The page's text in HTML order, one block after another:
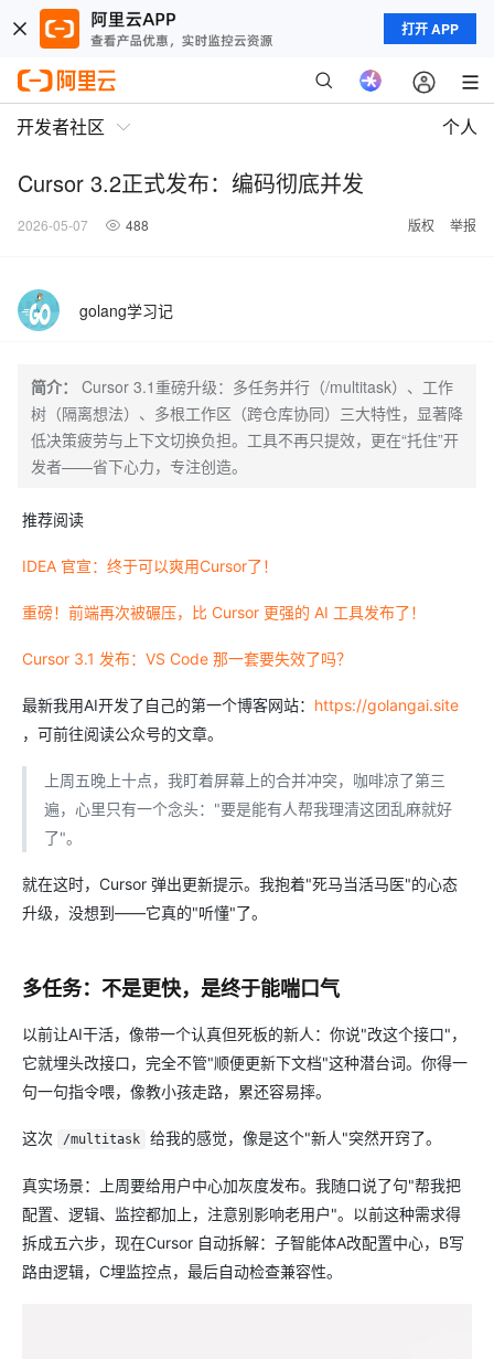
打开 APP
开发者社区 个人
Cursor 3.2正式发布：编码彻底并发
2026-05-07 488 版权 举报
golang学习记
简介：
Cursor 3.1重磅升级：多任务并行（/multitask）、工作
树（隔离想法）、多根工作区（跨仓库协同）三大特性，显著降
低决策疲劳与上下文切换负担。工具不再只提效，更在“托住”开
发者——省下心力，专注创造。
推荐阅读
IDEA 官宣：终于可以爽用Cursor了！
重磅！前端再次被碾压，比 Cursor 更强的 AI 工具发布了！
Cursor 3.1 发布：VS Code 那一套要失效了吗？
最新我用AI开发了自己的第一个博客网站： https://golangai.site
，可前往阅读公众号的文章。
上周五晚上十点，我盯着屏幕上的合并冲突，咖啡凉了第三
遍，心里只有一个念头："要是能有人帮我理清这团乱麻就好
了"。
就在这时，Cursor 弹出更新提示。我抱着"死马当活马医"的心态
升级，没想到——它真的"听懂"了。
多任务：不是更快，是终于能喘口气
以前让AI干活，像带一个认真但死板的新人：你说"改这个接口"，
它就埋头改接口，完全不管"顺便更新下文档"这种潜台词。你得一
句一句指令喂，像教小孩走路，累还容易摔。
这次 /multitask 给我的感觉，像是这个"新人"突然开窍了。
真实场景：上周要给用户中心加灰度发布。我随口说了句"帮我把
配置、逻辑、监控都加上，注意别影响老用户"。以前这种需求得
拆成五六步，现在Cursor 自动拆解：子智能体A改配置中心，B写
路由逻辑，C埋监控点，最后自动检查兼容性。